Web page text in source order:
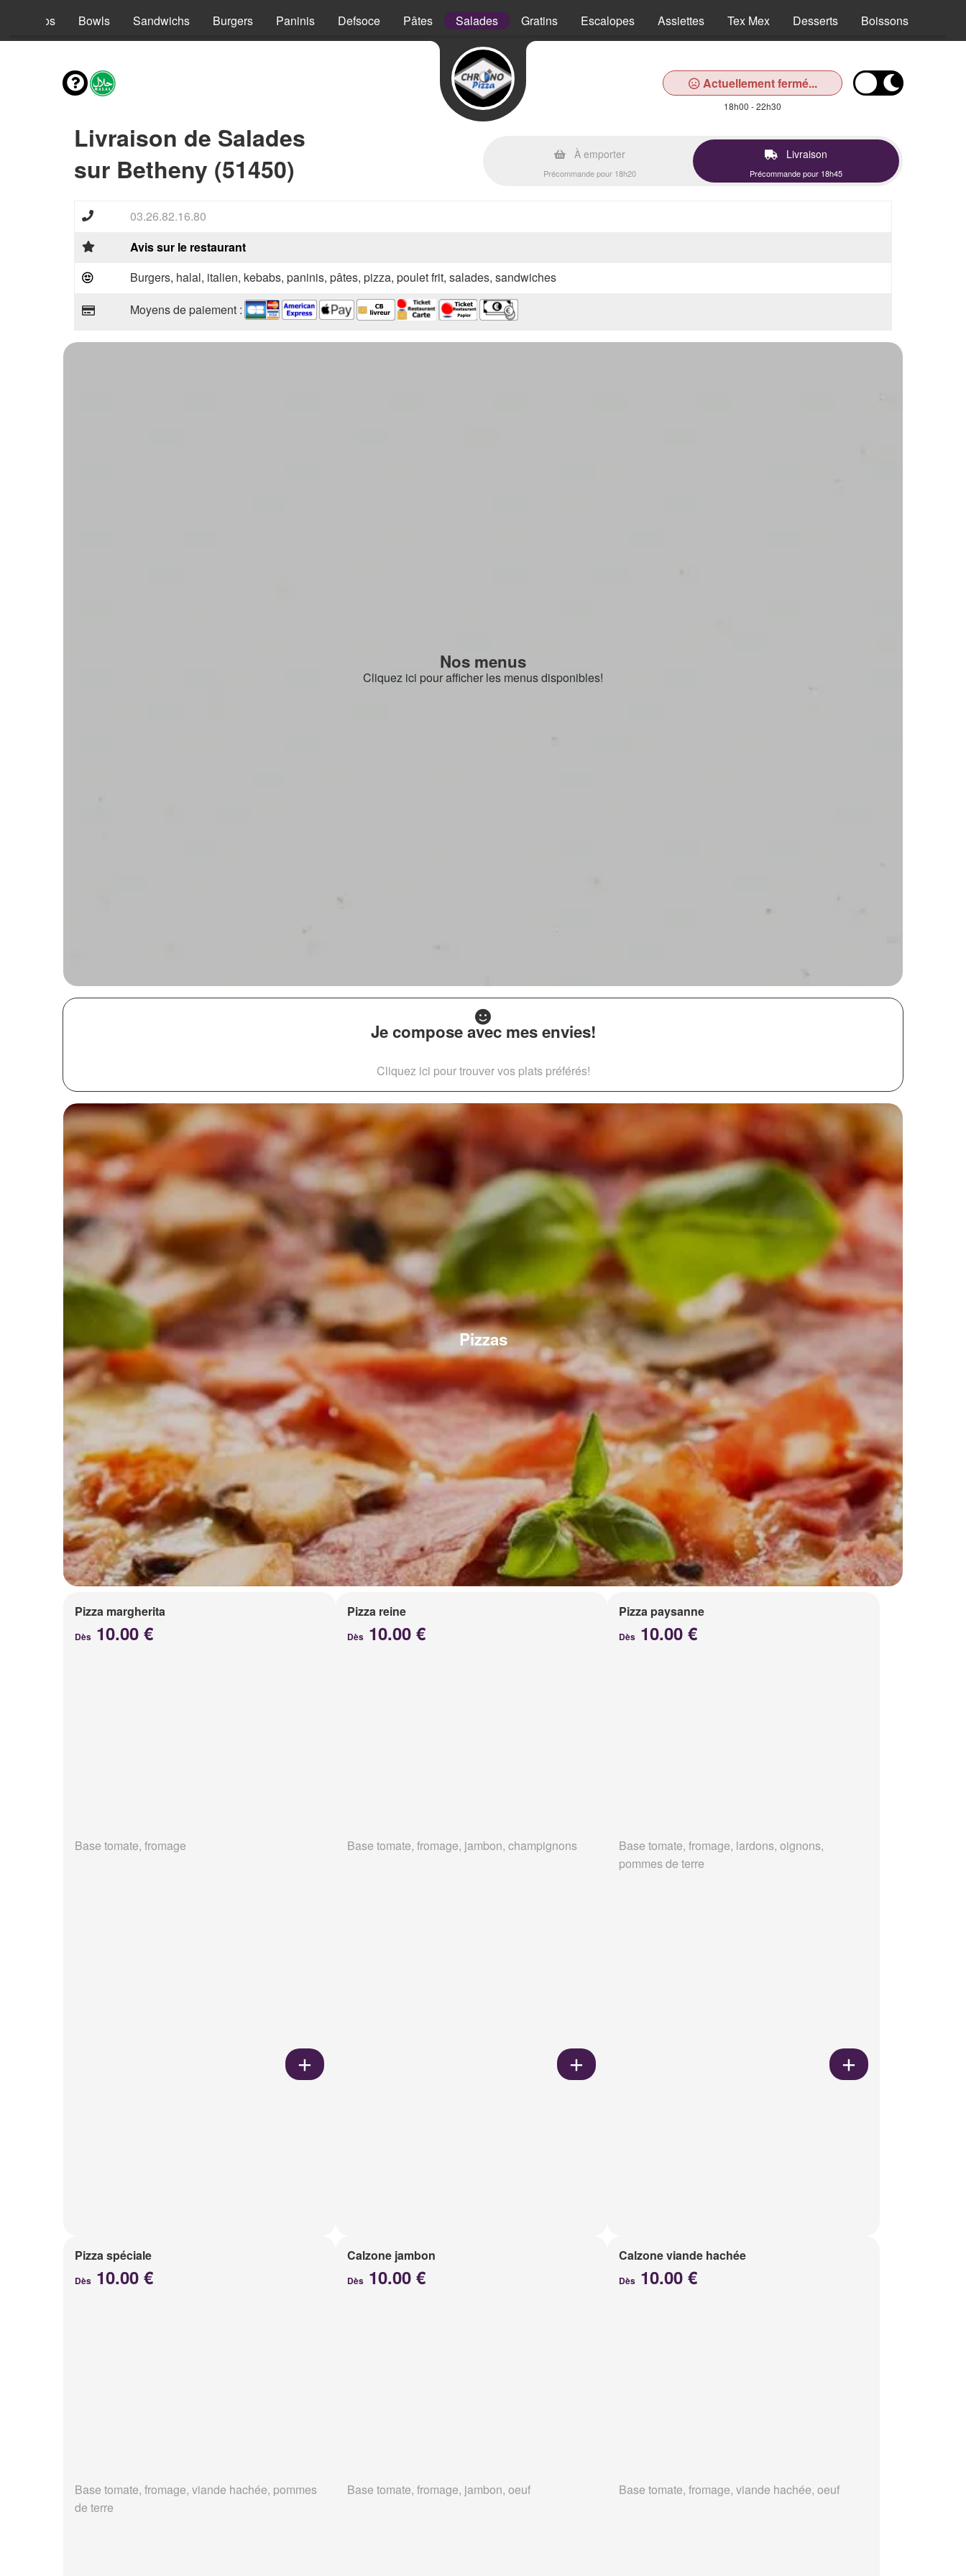
Tacos Bowls Sandwichs Burgers Paninis Defsoce Pâtes Salades Gratins Escalopes Assiettes Tex Mex Desserts Boissons
Actuellement fermé...
18h00 - 22h30
Livraison de Salades
sur Betheny (51450)
À emporter
Précommande pour 18h20
Livraison
Précommande pour 18h45
03.26.82.16.80
Avis sur le restaurant
Burgers, halal, italien, kebabs, paninis, pâtes, pizza, poulet frit, salades, sandwiches
Moyens de paiement :
Nos menus
Cliquez ici pour afficher les menus disponibles!
Je compose avec mes envies!
Cliquez ici pour trouver vos plats préférés!
Pizzas
Pizza margherita
Dès 10.00 €
Base tomate, fromage
Pizza reine
Dès10.00 €
Base tomate, fromage, jambon, champignons
Pizza paysanne
Dès 10.00 €
Base tomate, fromage, lardons, oignons,
pommes de terre
Pizza spéciale
Dès 10.00 €
Base tomate, fromage, viande hachée, pommes
de terre
Calzone jambon
Dès10.00 €
Base tomate, fromage, jambon, oeuf
Calzone viande hachée
Dès 10.00 €
Base tomate, fromage, viande hachée, oeuf